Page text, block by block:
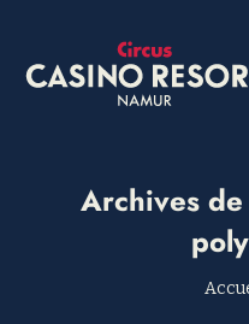
Archives